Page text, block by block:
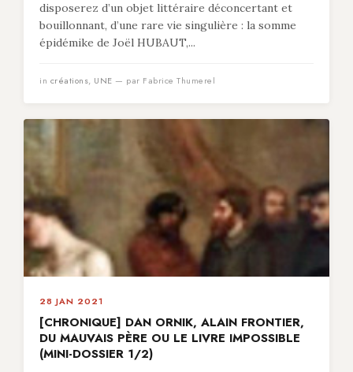
disposerez d’un objet littéraire déconcertant et
bouillonnant, d’une rare vie singulière : la somme
épidémike de Joël HUBAUT,...
in créations, UNE — par Fabrice Thumerel
28 JAN 2021
[CHRONIQUE] DAN ORNIK, ALAIN FRONTIER,
DU MAUVAIS PÈRE OU LE LIVRE IMPOSSIBLE
(MINI-DOSSIER 1/2)